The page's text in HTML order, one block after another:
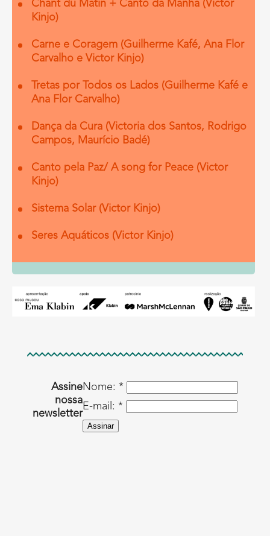
Chant du Matin + Canto da Manhã (Victor
Kinjo)
Carne e Coragem (Guilherme Kafé, Ana Flor
Carvalho e Victor Kinjo)
Tretas por Todos os Lados (Guilherme Kafé e
Ana Flor Carvalho)
Dança da Cura (Victoria dos Santos, Rodrigo
Campos, Maurício Badé)
Canto pela Paz/ A song for Peace (Victor
Kinjo)
Sistema Solar (Victor Kinjo)
Seres Aquáticos (Victor Kinjo)
Assine
nossa
newsletter
Nome: *
E-mail: *
Assinar